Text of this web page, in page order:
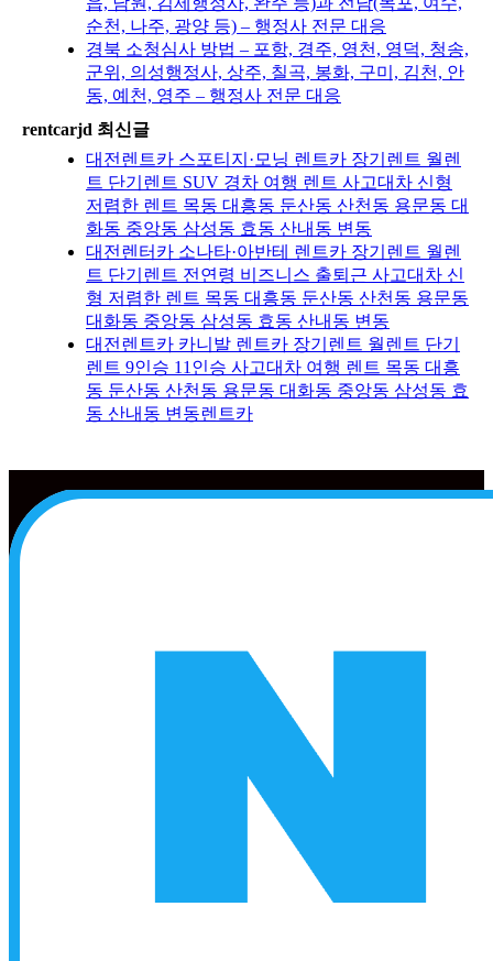
순천, 나주, 광양 등) – 행정사 전문 대응
경북 소청심사 방법 – 포항, 경주, 영천, 영덕, 청송,
군위, 의성행정사, 상주, 칠곡, 봉화, 구미, 김천, 안
동, 예천, 영주 – 행정사 전문 대응
rentcarjd 최신글
대전렌트카 스포티지·모닝 렌트카 장기렌트 월렌
트 단기렌트 SUV 경차 여행 렌트 사고대차 신형
저렴한 렌트 목동 대흥동 둔산동 산천동 용문동 대
화동 중앙동 삼성동 효동 산내동 변동
대전렌터카 소나타·아반테 렌트카 장기렌트 월렌
트 단기렌트 전연령 비즈니스 출퇴근 사고대차 신
형 저렴한 렌트 목동 대흥동 둔산동 산천동 용문동
대화동 중앙동 삼성동 효동 산내동 변동
대전렌트카 카니발 렌트카 장기렌트 월렌트 단기
렌트 9인승 11인승 사고대차 여행 렌트 목동 대흥
동 둔산동 산천동 용문동 대화동 중앙동 삼성동 효
동 산내동 변동렌트카